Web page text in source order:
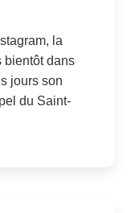
la
bientôt dans
jours son
du Saint-